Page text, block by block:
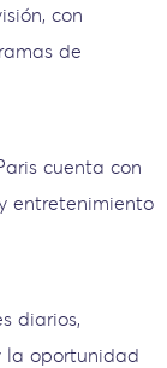
con
de
cuenta con
entretenimiento
diarios,
la oportunidad